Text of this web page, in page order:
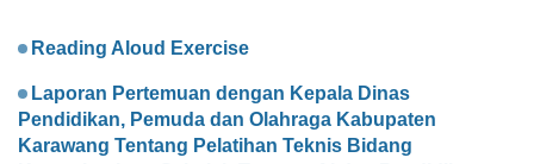
Reading Aloud Exercise
Laporan Pertemuan dengan Kepala Dinas
Pendidikan, Pemuda dan Olahraga Kabupaten
Karawang Tentang Pelatihan Teknis Bidang